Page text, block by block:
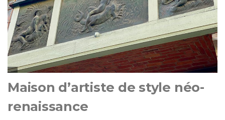
Maison d’artiste de style néo-
renaissance